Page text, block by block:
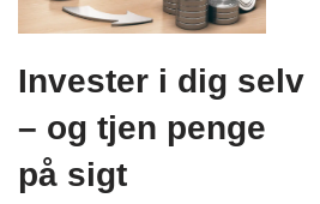
Invester i dig selv
– og tjen penge
på sigt